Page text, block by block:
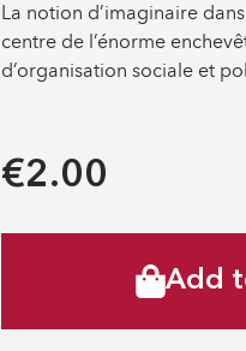
La notion d’imaginaire
centre de l’énorme
d’organisation sociale et
€2.00
Add